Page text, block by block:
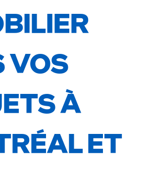
VOS
À
ET